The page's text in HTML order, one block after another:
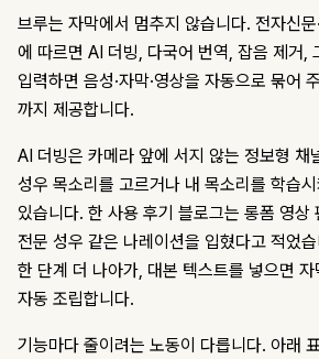
브루는 자막에서 멈추지 않습니다. 전자신
에 따르면 AI 더빙, 다국어 번역, 잡음 제거,
입력하면 음성·자막·영상을 자동으로 묶어
까지 제공합니다.
AI 더빙은 카메라 앞에 서지 않는 정보형 채
성우 목소리를 고르거나 내 목소리를 학습
있습니다. 한 사용 후기 블로그는 롱폼 영상
전문 성우 같은 나레이션을 입혔다고 적었
한 단계 더 나아가, 대본 텍스트를 넣으면
자동 조립합니다.
기능마다 줄이려는 노동이 다릅니다. 아래